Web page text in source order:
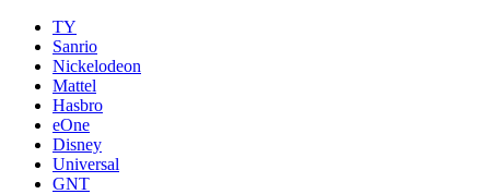
TY
Sanrio
Nickelodeon
Mattel
Hasbro
eOne
Disney
Universal
GNT